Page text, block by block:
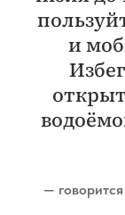
и
—